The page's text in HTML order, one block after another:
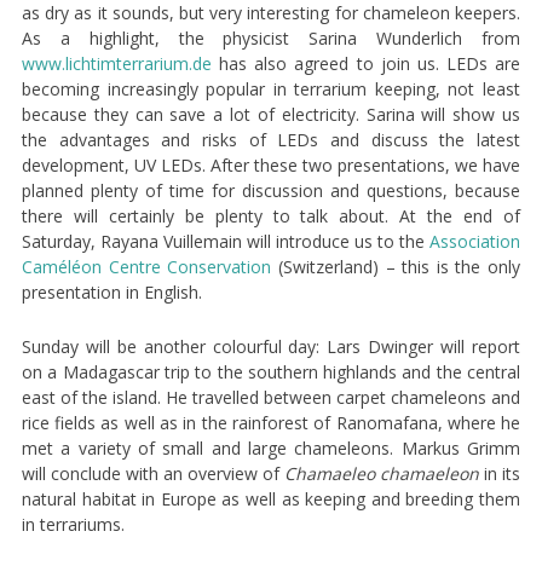
as dry as it sounds, but very interesting for chameleon keepers.
As a highlight, the physicist Sarina Wunderlich from
www.lichtimterrarium.de has also agreed to join us. LEDs are
becoming increasingly popular in terrarium keeping, not least
because they can save a lot of electricity. Sarina will show us
the advantages and risks of LEDs and discuss the latest
development, UV LEDs. After these two presentations, we have
planned plenty of time for discussion and questions, because
there will certainly be plenty to talk about. At the end of
Saturday, Rayana Vuillemain will introduce us to theAssociation
Caméléon Centre Conservation (Switzerland) – this is the only
presentation in English.
Sunday will be another colourful day: Lars Dwinger will report
on a Madagascar trip to the southern highlands and the central
east of the island. He travelled between carpet chameleons and
rice fields as well as in the rainforest of Ranomafana, where he
met a variety of small and large chameleons. Markus Grimm
will conclude with an overview of Chamaeleo chamaeleon in its
natural habitat in Europe as well as keeping and breeding them
in terrariums.